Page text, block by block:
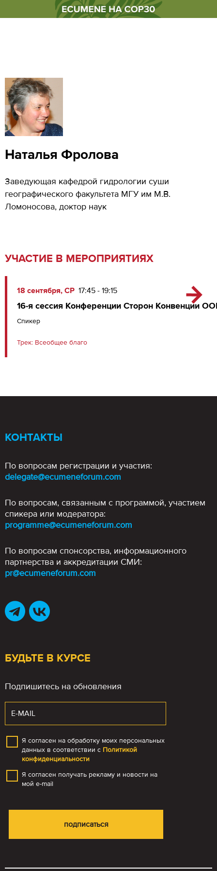
Наталья Фролова
Заведующая кафедрой гидрологии суши
географического факультета МГУ им М.В.
Ломоносова, доктор наук
УЧАСТИЕ В МЕРОПРИЯТИЯХ
18 сентября, СР 17:45 - 19:15
16-я сессия Конференции Сторон Конвенции
Спикер
Трек: Всеобщее благо
БУДЬТЕ В КУРСЕ
Подпишитесь на обновления
Я согласен на обработку моих персональных
данных в соответствии с Политикой
конфиденциальности
Я согласен получать рекламу и новости на
мой e-mail
КОНТАКТЫ
По вопросам регистрации и участия:
delegate@ecumeneforum.com
По вопросам, связанным с программой, участием
спикера или модератора:
programme@ecumeneforum.com
По вопросам спонсорства, информационного
партнерства и аккредитации СМИ:
pr@ecumeneforum.com